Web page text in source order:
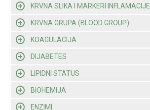
KRVNA SLIKA I MARKERI INFLAMACIJE
KRVNA GRUPA (BLOOD GROUP)
KOAGULACIJA
DIJABETES
LIPIDNI STATUS
BIOHEMIJA
ENZIMI